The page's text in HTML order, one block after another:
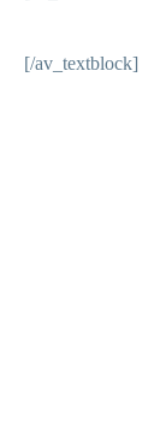
[/av_textblock]